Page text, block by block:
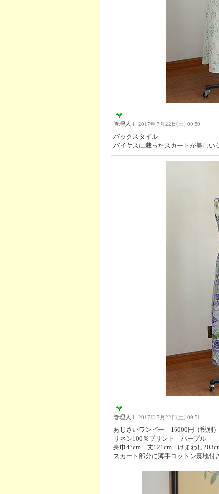
管理人Ｉ 2017年 7月22日(土) 09:50
バックスタイル
バイヤスに裁ったスカートが美しい
管理人Ｉ 2017年 7月22日(土) 09:51
あじさいワンピー 16000円（税別）
リネン100％プリント パープル
身巾47cm 丈121cm けまわし
スカート部分に薄手コットン裏地付